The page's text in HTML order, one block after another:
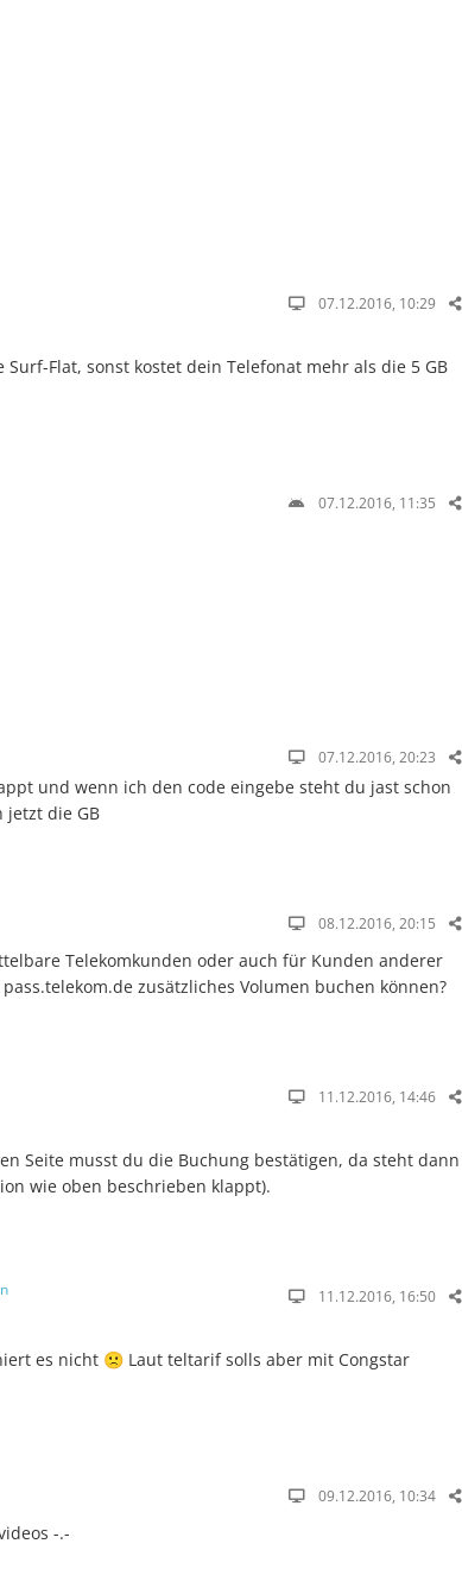
07.12.2016, 10:29
Flat, sonst kostet dein Telefonat mehr als die 5 GB
07.12.2016, 11:35
07.12.2016, 20:23
und wenn ich den code eingebe steht du jast schon
jetzt die GB
08.12.2016, 20:15
Telekomkunden oder auch für Kunden anderer
zusätzliches Volumen buchen können?
11.12.2016, 14:46
Seite musst du die Buchung bestätigen, da steht dann
wie oben beschrieben klappt).
11.12.2016, 16:50
es nicht 🙁 Laut teltarif solls aber mit Congstar
09.12.2016, 10:34
-.-